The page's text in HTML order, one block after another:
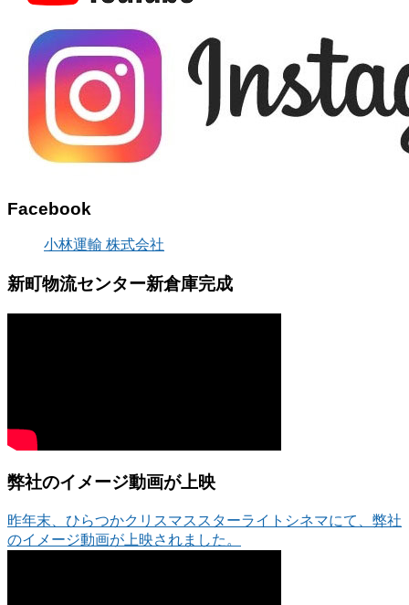
Facebook
小林運輸 株式会社
新町物流センター新倉庫完成
弊社のイメージ動画が上映
昨年末、ひらつかクリスマススターライトシネマにて、弊社
のイメージ動画が上映されました。